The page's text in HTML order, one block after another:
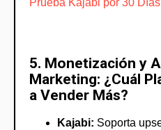
Prueba Kajabi por 30 Días
5. Monetización y
Marketing: ¿Cuál
a Vender Más?
Kajabi: Soporta